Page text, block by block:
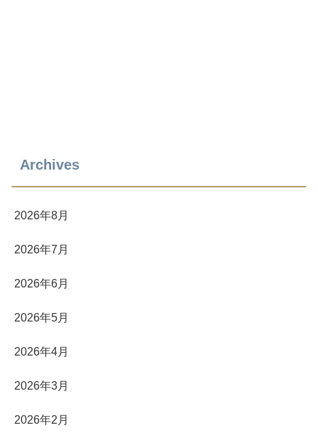
Archives
2026年8月
2026年7月
2026年6月
2026年5月
2026年4月
2026年3月
2026年2月